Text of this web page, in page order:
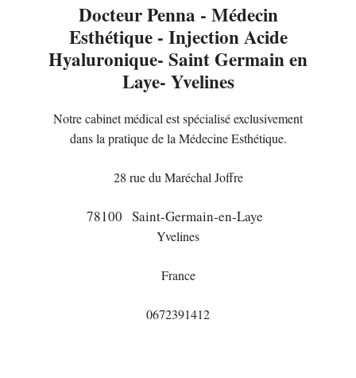
Docteur Penna - Médecin
Esthétique - Injection Acide
Hyaluronique- Saint Germain en
Laye- Yvelines
Notre cabinet médical est spécialisé exclusivement
dans la pratique de la Médecine Esthétique.
28 rue du Maréchal Joffre
78100 Saint-Germain-en-Laye
Yvelines
France
0672391412